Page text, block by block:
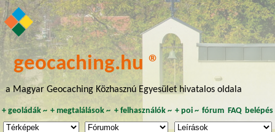
geocaching.hu ®
a Magyar Geocaching Közhasznú Egyesület hivatalos oldala
+ geoládák~ +megtalálások ~ + felhasználók~ + poi~ fórum FAQ belépés